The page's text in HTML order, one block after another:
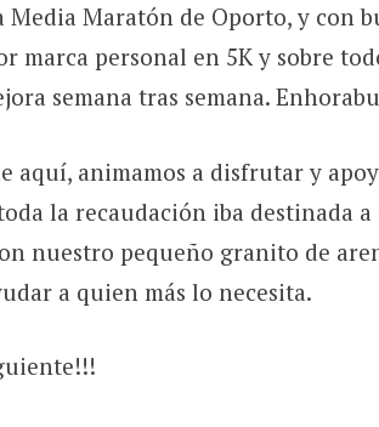
Media Maratón de Oporto, y con
marca personal en 5K y sobre
semana tras semana.
aquí, animamos a disfrutar y
la recaudación iba destinada a
nuestro pequeño granito de
a quien más lo necesita.